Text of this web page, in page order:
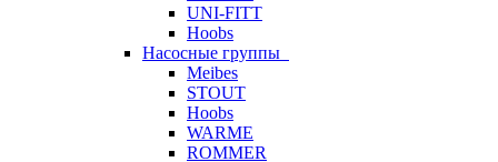
UNI-FITT
Hoobs
Насосные группы
Meibes
STOUT
Hoobs
WARME
ROMMER